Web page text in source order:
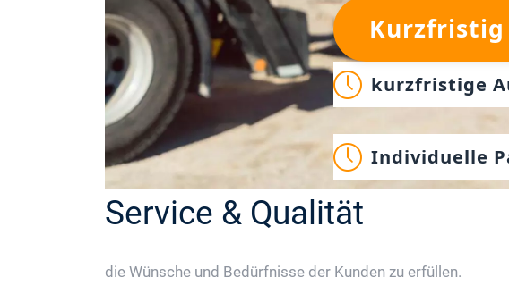
Kurzfristig
kurzfristige
Individuelle
Service & Qualität
die Wünsche und Bedürfnisse der Kunden zu erfüllen.